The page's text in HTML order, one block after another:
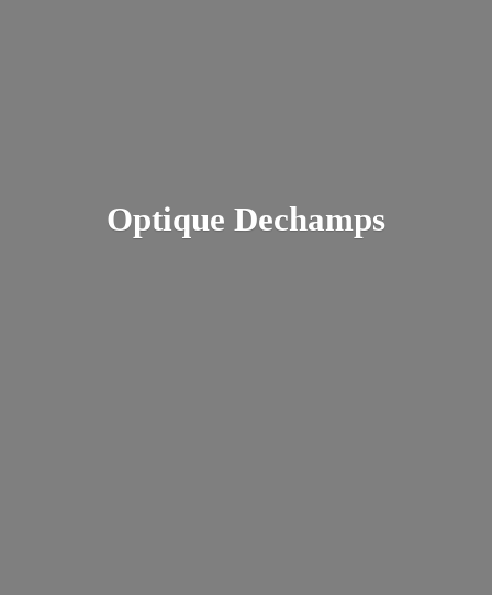
Optique Dechamps